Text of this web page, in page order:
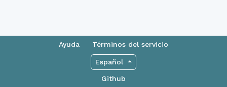
Ayuda Términos del servicio
Español
Github